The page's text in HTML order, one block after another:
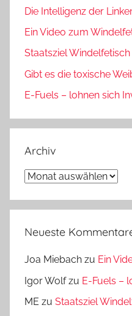
Die Intelligenz der
Ein Video zum
Staatsziel Windelfetisch
Gibt es die toxische
E-Fuels – lohnen sich
Archiv
Archiv
Neueste
Joa Miebach zu Ein
Igor Wolfzu E-Fuels –
ME zu Staatsziel